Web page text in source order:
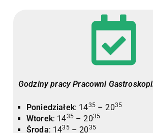
Godziny pracy Pracowni
Poniedziałek: 1435– 2035
Wtorek: 1435– 2035
Środa: 1435– 2035